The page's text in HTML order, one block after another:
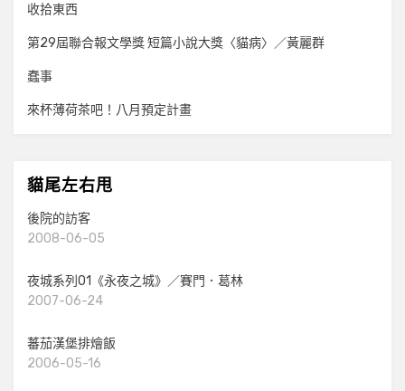
收拾東西
第29屆聯合報文學獎 短篇小說大獎〈貓病〉／黃麗群
蠢事
來杯薄荷茶吧！八月預定計畫
貓尾左右甩
後院的訪客
2008-06-05
夜城系列01《永夜之城》／賽門．葛林
2007-06-24
蕃茄漢堡排燴飯
2006-05-16